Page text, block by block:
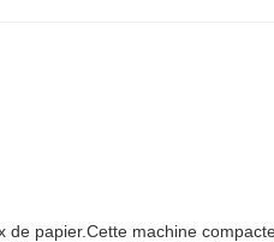
papier.Cette machine